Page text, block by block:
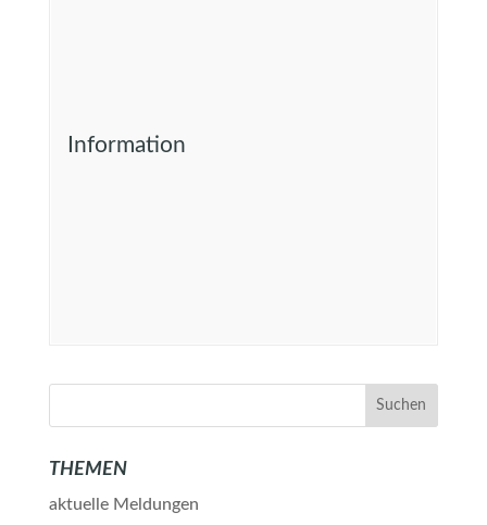
Information
THEMEN
aktuelle Meldungen